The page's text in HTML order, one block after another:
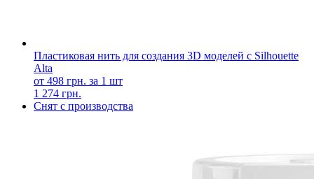
Пластиковая нить для создания 3D моделей c Silhouette
Alta
от 498 грн. за 1 шт
1 274 грн.
Снят с производства